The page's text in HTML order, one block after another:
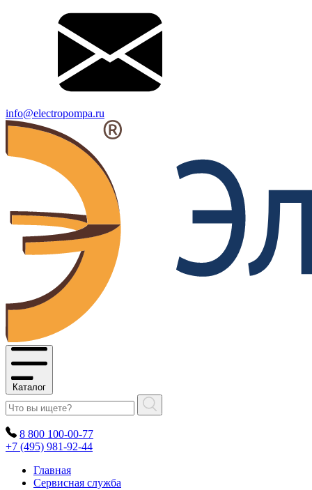
info@electropompa.ru
Каталог
8 800 100-00-77
+7 (495) 981-92-44
Главная
Сервисная служба